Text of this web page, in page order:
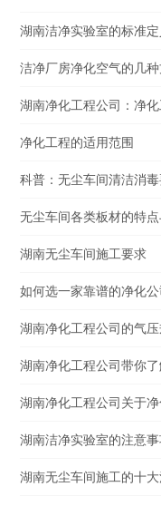
湖南洁净实验室的标准定
洁净厂房净化空气的几
湖南净化工程公司：净
净化工程的适用范围
科普：无尘车间清洁消
无尘车间各类板材的特
湖南无尘车间施工要求
如何选一家靠谱的净化公
湖南净化工程公司的气
湖南净化工程公司带你
湖南净化工程公司关于
湖南洁净实验室的注意
湖南无尘车间施工的十